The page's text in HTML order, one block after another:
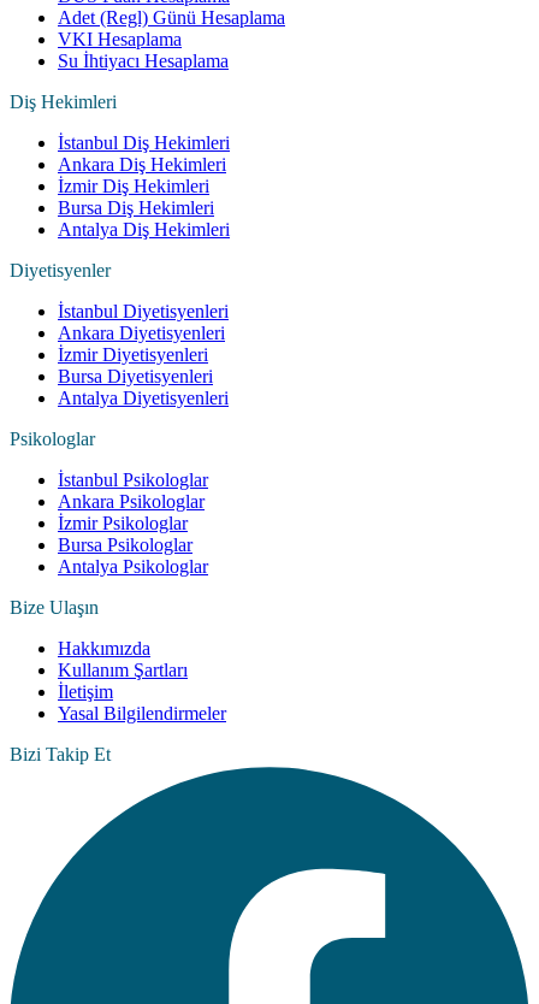
Adet (Regl) Günü Hesaplama
VKI Hesaplama
Su İhtiyacı Hesaplama
Diş Hekimleri
İstanbul Diş Hekimleri
Ankara Diş Hekimleri
İzmir Diş Hekimleri
Bursa Diş Hekimleri
Antalya Diş Hekimleri
Diyetisyenler
İstanbul Diyetisyenleri
Ankara Diyetisyenleri
İzmir Diyetisyenleri
Bursa Diyetisyenleri
Antalya Diyetisyenleri
Psikologlar
İstanbul Psikologlar
Ankara Psikologlar
İzmir Psikologlar
Bursa Psikologlar
Antalya Psikologlar
Bize Ulaşın
Hakkımızda
Kullanım Şartları
İletişim
Yasal Bilgilendirmeler
Bizi Takip Et